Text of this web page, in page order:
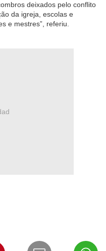
deixados pelo conflito
da igreja, escolas e
e mestres”, referiu.